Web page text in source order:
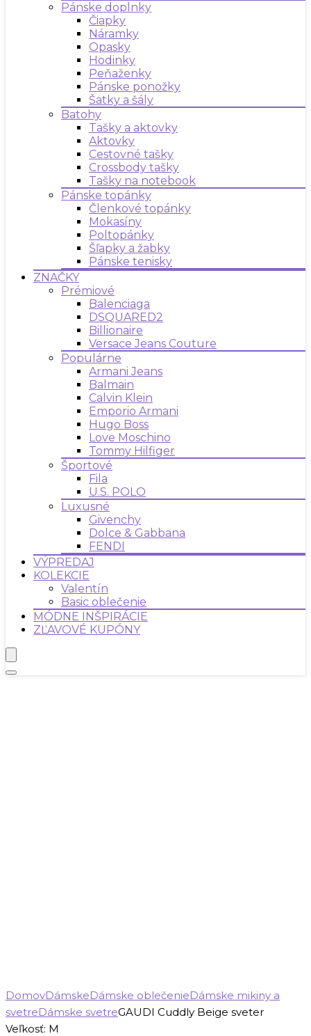
Pánske doplnky
Čiapky
Náramky
Opasky
Hodinky
Peňaženky
Pánske ponožky
Šatky a šály
Batohy
Tašky a aktovky
Aktovky
Cestovné tašky
Crossbody tašky
Tašky na notebook
Pánske topánky
Členkové topánky
Mokasíny
Poltopánky
Šľapky a žabky
Pánske tenisky
ZNAČKY
Prémiové
Balenciaga
DSQUARED2
Billionaire
Versace Jeans Couture
Populárne
Armani Jeans
Balmain
Calvin Klein
Emporio Armani
Hugo Boss
Love Moschino
Tommy Hilfiger
Športové
Fila
U.S. POLO
Luxusné
Givenchy
Dolce & Gabbana
FENDI
VÝPREDAJ
KOLEKCIE
Valentín
Basic oblečenie
MÓDNE INŠPIRÁCIE
ZĽAVOVÉ KUPÓNY
DomovDámskeDámske oblečenieDámske mikiny a
svetreDámske svetreGAUDI Cuddly Beige sveter
Veľkosť: M